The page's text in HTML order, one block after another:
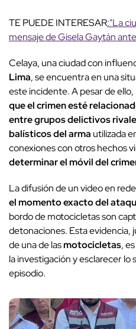
TE PUEDE INTERESAR:"La
mensaje de Gisela Gaytán
Celaya, una ciudad con
Lima, se encuentra en una
este incidente. A pesar de ello,
que el crimen esté
entre grupos delictivos
balísticos del arma utilizada
conexiones con otros hechos
determinar el móvil del
La difusión de un video en
el momento exacto del
bordo de motocicletas son
detonaciones. Esta evidencia,
de una de lasmotocicletas,
la investigación y esclarecer
episodio.